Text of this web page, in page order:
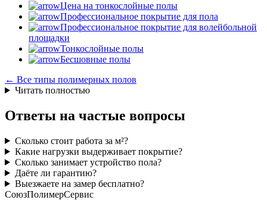
Цена на тонкослойные полы
Профессиональное покрытие для пола
Профессиональное покрытие для волейбольной
площадки
Тонкослойные полы
Бесшовные полы
← Все типы полимерных полов
Читать полностью
Ответы на частые вопросы
Сколько стоит работа за м²?
Какие нагрузки выдерживает покрытие?
Сколько занимает устройство пола?
Даёте ли гарантию?
Выезжаете на замер бесплатно?
СоюзПолимерСервис